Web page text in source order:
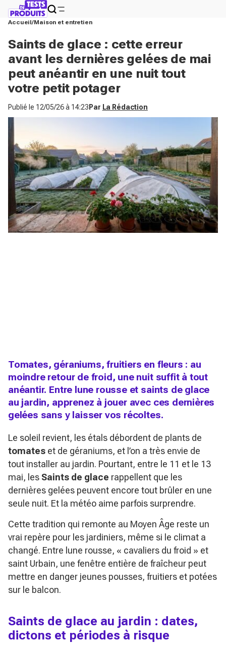
Accueil Maison et entretien
Saints de glace : cette erreur
avant les dernières gelées de mai
peut anéantir en une nuit tout
votre petit potager
Publié le 12/05/26 à 14:23 Par La Rédaction
Tomates, géraniums, fruitiers en fleurs : au
moindre retour de froid, une nuit suffit à tout
anéantir. Entre lune rousse et saints de glace
au jardin, apprenez à jouer avec ces dernières
gelées sans y laisser vos récoltes.
Le soleil revient, les étals débordent de plants de
tomates et de géraniums, et l’on a très envie de
tout installer au jardin. Pourtant, entre le 11 et le 13
mai, les Saints de glace rappellent que les
dernières gelées peuvent encore tout brûler en une
seule nuit. Et la météo aime parfois surprendre.
Cette tradition qui remonte au Moyen Âge reste un
vrai repère pour les jardiniers, même si le climat a
changé. Entre lune rousse, « cavaliers du froid » et
saint Urbain, une fenêtre entière de fraîcheur peut
mettre en danger jeunes pousses, fruitiers et potées
sur le balcon.
Saints de glace au jardin : dates,
dictons et périodes à risque